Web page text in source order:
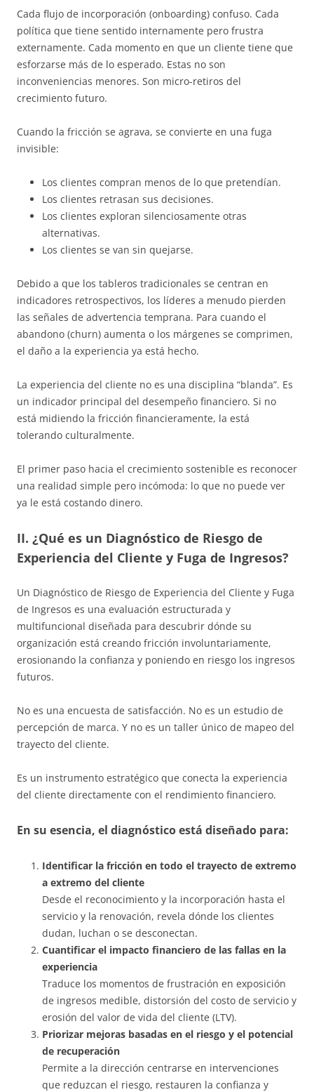
Cada flujo de incorporación (onboarding) confuso. Cada
política que tiene sentido internamente pero frustra
externamente. Cada momento en que un cliente tiene que
esforzarse más de lo esperado. Estas no son
inconveniencias menores. Son micro-retiros del
crecimiento futuro.
Cuando la fricción se agrava, se convierte en una fuga
invisible:
Los clientes compran menos de lo que pretendían.
Los clientes retrasan sus decisiones.
Los clientes exploran silenciosamente otras
alternativas.
Los clientes se van sin quejarse.
Debido a que los tableros tradicionales se centran en
indicadores retrospectivos, los líderes a menudo pierden
las señales de advertencia temprana. Para cuando el
abandono (churn) aumenta o los márgenes se comprimen,
el daño a la experiencia ya está hecho.
La experiencia del cliente no es una disciplina “blanda”. Es
un indicador principal del desempeño financiero. Si no
está midiendo la fricción financieramente, la está
tolerando culturalmente.
El primer paso hacia el crecimiento sostenible es reconocer
una realidad simple pero incómoda: lo que no puede ver
ya le está costando dinero.
II. ¿Qué es un Diagnóstico de Riesgo de
Experiencia del Cliente y Fuga de Ingresos?
Un Diagnóstico de Riesgo de Experiencia del Cliente y Fuga
de Ingresos es una evaluación estructurada y
multifuncional diseñada para descubrir dónde su
organización está creando fricción involuntariamente,
erosionando la confianza y poniendo en riesgo los ingresos
futuros.
No es una encuesta de satisfacción. No es un estudio de
percepción de marca. Y no es un taller único de mapeo del
trayecto del cliente.
Es un instrumento estratégico que conecta la experiencia
del cliente directamente con el rendimiento financiero.
En su esencia, el diagnóstico está diseñado para:
Identificar la fricción en todo el trayecto de extremo
a extremo del cliente
Desde el reconocimiento y la incorporación hasta el
servicio y la renovación, revela dónde los clientes
dudan, luchan o se desconectan.
Cuantificar el impacto financiero de las fallas en la
experiencia
Traduce los momentos de frustración en exposición
de ingresos medible, distorsión del costo de servicio y
erosión del valor de vida del cliente (LTV).
Priorizar mejoras basadas en el riesgo y el potencial
de recuperación
Permite a la dirección centrarse en intervenciones
que reduzcan el riesgo, restauren la confianza y